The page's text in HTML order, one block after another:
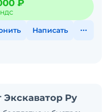
₽
НДС
Написать
Ру